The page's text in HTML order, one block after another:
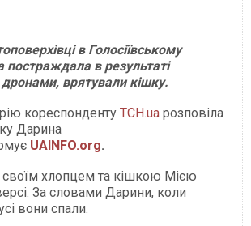
в Голосіївському
постраждала в результаті
дронами, врятували кішку.
кореспонденту ТСН.ua розповіла
Дарина
UAINFO.org.
своїм хлопцем та кішкою Мією
За словами Дарини, коли
вони спали.